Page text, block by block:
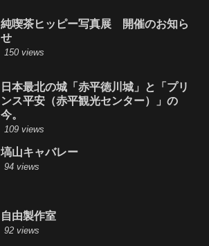
純喫茶ヒッピー写真展 開催のお知ら
せ
150 views
日本最北の城「赤平徳川城」と「プリ
ンス平安（赤平観光センター）」の
今。
109 views
塙山キャバレー
94 views
自由製作室
92 views